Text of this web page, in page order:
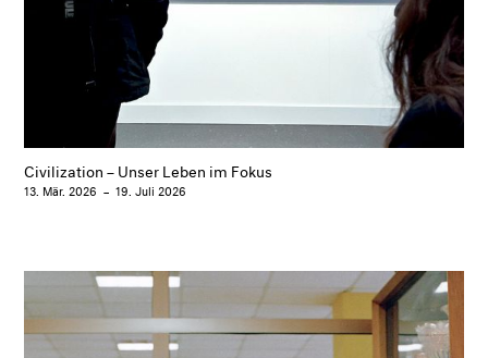
Civilization – Unser Leben im Fokus
13. Mär. 2026 –19. Juli 2026